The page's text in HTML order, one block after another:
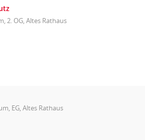
2. OG, Altes Rathaus
EG, Altes Rathaus